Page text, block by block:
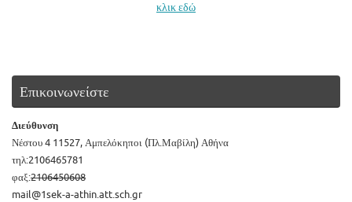
κλικ εδώ
Επικοινωνείστε
Διεύθυνση
Νέστου 4 11527, Αμπελόκηποι (Πλ.Μαβίλη) Αθήνα
τηλ:2106465781
φαξ:2106450608
mail@1sek-a-athin.att.sch.gr